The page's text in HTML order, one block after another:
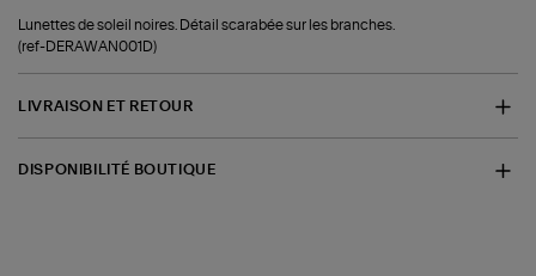
Lunettes de soleil noires. Détail scarabée sur les branches.
(ref-DERAWAN001D)
LIVRAISON ET RETOUR
DISPONIBILITÉ BOUTIQUE